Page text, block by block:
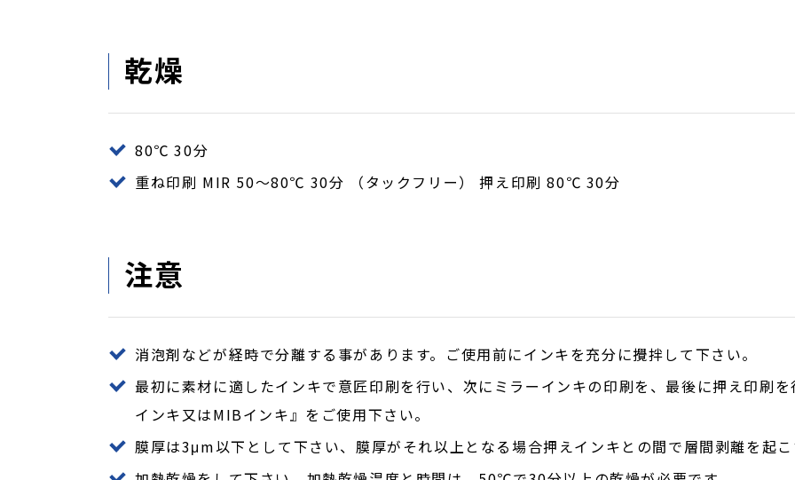
乾燥
80℃ 30分
重ね印刷 MIR 50～80℃ 30分 （タックフリー） 押え印刷 80℃ 30分
注意
消泡剤などが経時で分離する事があります。ご使用前にインキを充分に攪拌して下さい。
最初に素材に適したインキで意匠印刷を行い、次にミラーインキの印刷を、最後に押え印刷
インキ又はMIBインキ』をご使用下さい。
膜厚は3μm以下として下さい、膜厚がそれ以上となる場合押えインキとの間で層間剥離を起